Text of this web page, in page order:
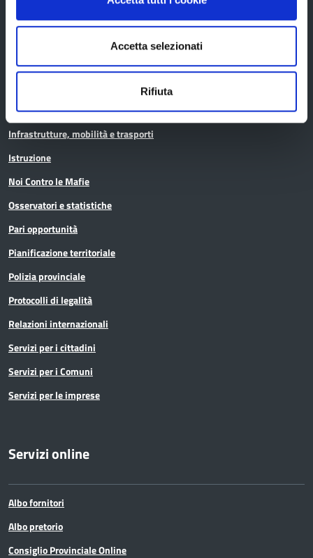
Accetta selezionati
Rifiuta
Aree tematiche
Archivio
Conferenza Territoriale Sociale e Sanitaria (CTSS)
Infrastrutture, mobilità e trasporti
Istruzione
Noi Contro le Mafie
Osservatori e statistiche
Pari opportunità
Pianificazione territoriale
Polizia provinciale
Protocolli di legalità
Relazioni internazionali
Servizi per i cittadini
Servizi per i Comuni
Servizi per le imprese
Servizi online
Albo fornitori
Albo pretorio
Consiglio Provinciale Online